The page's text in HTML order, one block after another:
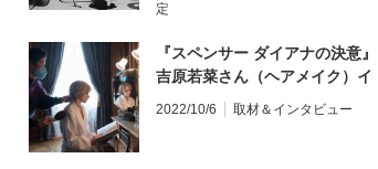
定
『スペンサー ダイアナの決意』
吉原若菜さん（ヘアメイク）イ
ンタビュー
2022/10/6 取材＆インタビュー